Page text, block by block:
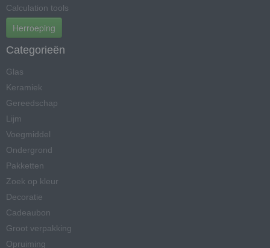
Calculation tools
Herroeping
Categorieën
Glas
Keramiek
Gereedschap
Lijm
Voegmiddel
Ondergrond
Pakketten
Zoek op kleur
Decoratie
Cadeaubon
Groot verpakking
Opruiming